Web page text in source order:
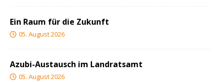
Ein Raum für die Zukunft
05. August 2026
Azubi-Austausch im Landratsamt
05. August 2026